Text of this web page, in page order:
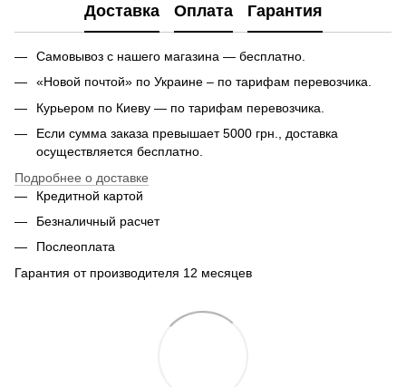
Доставка Оплата Гарантия
Самовывоз с нашего магазина — бесплатно.
«Новой почтой» по Украине – по тарифам перевозчика.
Курьером по Киеву — по тарифам перевозчика.
Если сумма заказа превышает 5000 грн., доставка
осуществляется бесплатно.
Подробнее о доставке
Кредитной картой
Безналичный расчет
Послеоплата
Гарантия от производителя 12 месяцев